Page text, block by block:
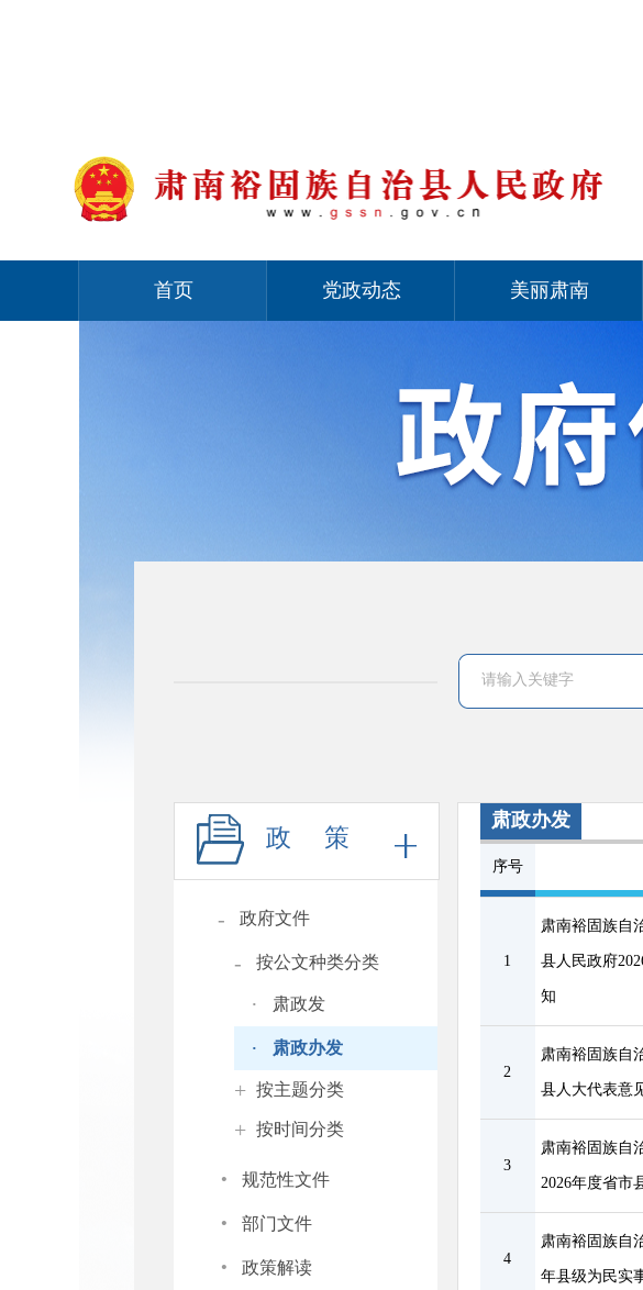
首页 党政动态 美丽肃南
政 策
- 政府文件
- 按公文种类分类
· 肃政发
· 肃政办发
+ 按主题分类
+ 按时间分类
· 规范性文件
· 部门文件
· 政策解读
肃政办发
序号
1
肃南裕固族自
县人民政府
知
2
肃南裕固族自
县人大代表意
3
肃南裕固族自
2026年度省市
4
肃南裕固族自
年县级为民实